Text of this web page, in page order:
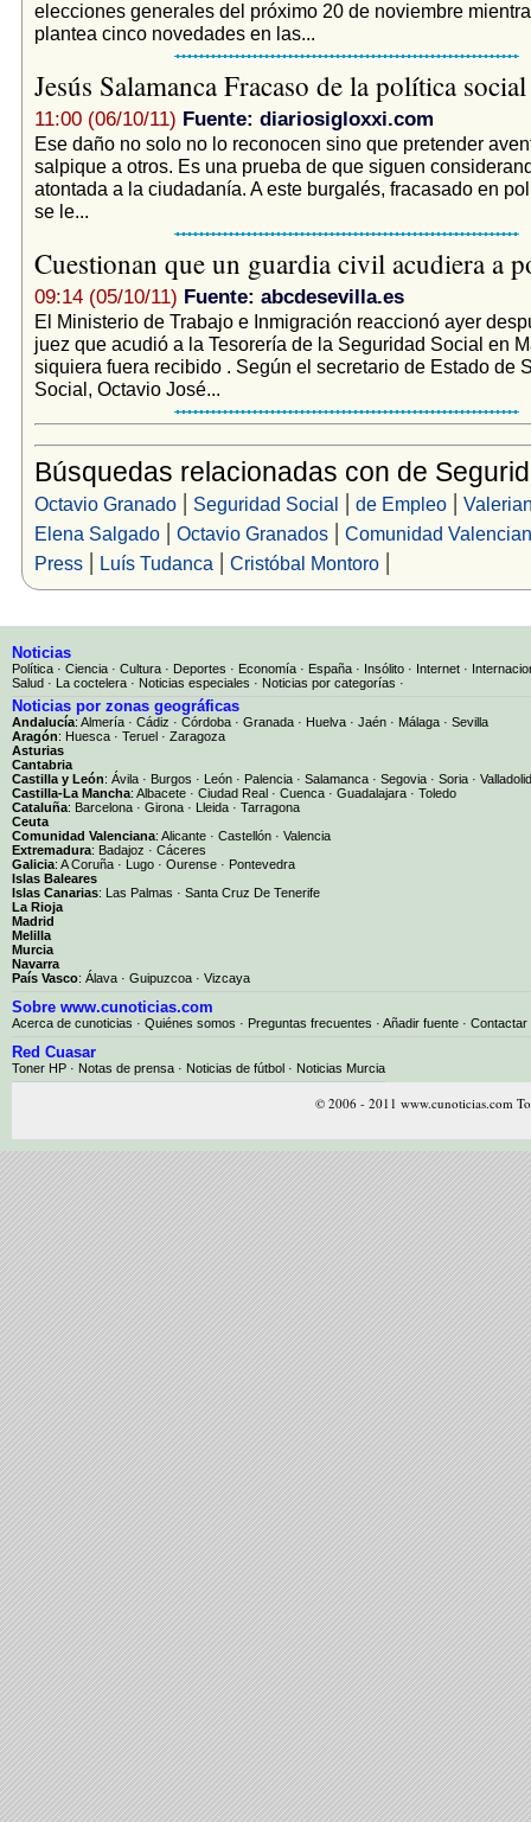
elecciones generales del próximo 20 de noviembre
plantea cinco novedades en las...
Jesús Salamanca Fracaso de la política
11:00 (06/10/11) Fuente: diariosigloxxi.com
Ese daño no solo no lo reconocen sino que pretender
salpique a otros. Es una prueba de que siguen
atontada a la ciudadanía. A este burgalés, fracasado en
se le...
Cuestionan que un guardia civil acudiera a
09:14 (05/10/11) Fuente: abcdesevilla.es
El Ministerio de Trabajo e Inmigración reaccionó ayer
juez que acudió a la Tesorería de la Seguridad Social en
siquiera fuera recibido . Según el secretario de Estado de
Social, Octavio José...
Búsquedas relacionadas con de
Octavio Granado| Seguridad Social | de Empleo|
Elena Salgado| Octavio Granados| Comunidad
Press| Luís Tudanca | Cristóbal Montoro|
Noticias
Política · Ciencia · Cultura · Deportes · Economía · España · Insólito · Internet ·
Salud · La coctelera · Noticias especiales · Noticias por categorías ·
Noticias por zonas geográficas
Andalucía: Almería · Cádiz · Córdoba · Granada · Huelva · Jaén · Málaga · Sevilla
Aragón: Huesca · Teruel · Zaragoza
Asturias
Cantabria
Castilla y León: Ávila · Burgos · León · Palencia · Salamanca · Segovia · Soria · Valladolid
Castilla-La Mancha: Albacete · Ciudad Real · Cuenca · Guadalajara · Toledo
Cataluña: Barcelona · Girona · Lleida · Tarragona
Ceuta
Comunidad Valenciana: Alicante · Castellón · Valencia
Extremadura: Badajoz · Cáceres
Galicia: A Coruña · Lugo · Ourense · Pontevedra
Islas Baleares
Islas Canarias: Las Palmas · Santa Cruz De Tenerife
La Rioja
Madrid
Melilla
Murcia
Navarra
País Vasco: Álava · Guipuzcoa · Vizcaya
Sobre www.cunoticias.com
Acerca de cunoticias · Quiénes somos · Preguntas frecuentes · Añadir fuente · Contactar
Red Cuasar
Toner HP · Notas de prensa · Noticias de fútbol · Noticias Murcia
© 2006 - 2011 www.cunoticias.com